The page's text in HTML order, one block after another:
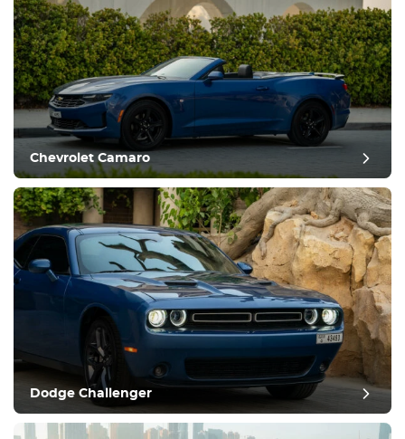
Chevrolet Camaro
Dodge Challenger